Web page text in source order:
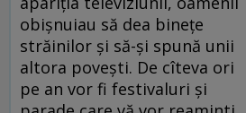
obişnuiau să dea bineţe
străinilor şi să-şi spună unii
altora poveşti. De cîteva ori
pe an vor fi festivaluri şi